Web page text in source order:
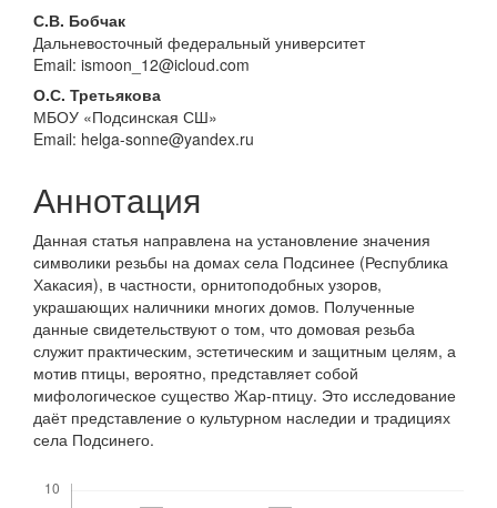
Основное
содержание
статьи
С.В. Бобчак
Дальневосточный федеральный университет
Email: ismoon_12@icloud.com
О.С. Третьякова
МБОУ «Подсинская СШ»
Email: helga-sonne@yandex.ru
Аннотация
Данная статья направлена на установление значения
символики резьбы на домах села Подсинее (Республика
Хакасия), в частности, орнитоподобных узоров,
украшающих наличники многих домов. Полученные
данные свидетельствуют о том, что домовая резьба
служит практическим, эстетическим и защитным целям, а
мотив птицы, вероятно, представляет собой
мифологическое существо Жар-птицу. Это исследование
даёт представление о культурном наследии и традициях
села Подсинего.